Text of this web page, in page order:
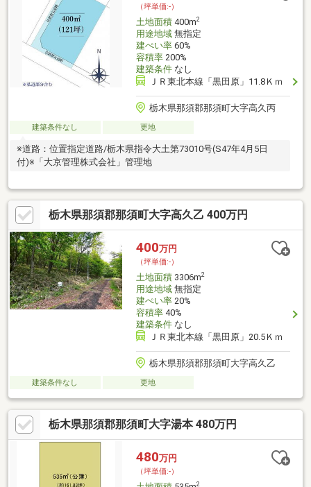
（坪単価:-）
土地面積400m2
用途地域無指定
建ぺい率60%
容積率200%
建築条件なし
ＪＲ東北本線「黒田原」11.8Ｋｍ
栃木県那須郡那須町大字高久丙
建築条件なし 更地
※道路：位置指定道路/栃木県指令大土第73010号(S47年4月5日
付)※「大京管理株式会社」管理地
栃木県那須郡那須町大字高久乙 400万円
400万円
（坪単価:-）
土地面積3306m2
用途地域無指定
建ぺい率20%
容積率40%
建築条件なし
ＪＲ東北本線「黒田原」20.5Ｋｍ
栃木県那須郡那須町大字高久乙
建築条件なし 更地
栃木県那須郡那須町大字湯本 480万円
480万円
（坪単価:-）
2